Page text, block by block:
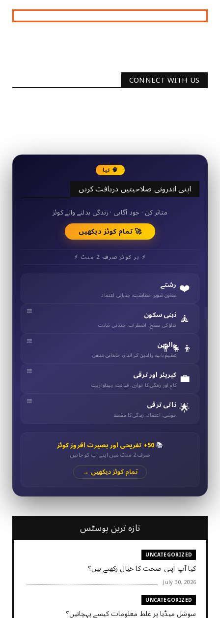
CONNECT WITH US
🧠 نیا
اپنی اندرونی صلاحیتیں دریافت کریں
50+ مختصر کوئز
متاثر کن · خود آگاہی · زندگی بدلنے والے کوئز
🚀 تمام کوئز دیکھیں
⚡ ہر کوئز صرف 2 منٹ ⚡
❤️ رشتے
معاون شوہر، مطابقت، جذباتی اعتماد
🧘 ذہنی سکون
تناؤ کی سطح، اضطراب، جذباتی ذہانت
👨‍👧‍👦
والدین
عظیم باپ، والدین کے انداز، خاندانی بندھن
💼 کیریئر اور ترقی
کام اور زندگی کا توازن، قیادت، پیداواریت
🌟 ذاتی ترقی
خوشی، اعتماد، زندگی کا مقصد
📚50+ تفریحی اور بصیرت افروز کوئز
صرف 2 منٹ میں اپنے آپ کو جانیں
تمام کوئز دیکھیں →
تازہ ترین پوسٹس
UNCATEGORIZED
کیا آپ اپنی صحت کا خیال رکھتے ہیں؟
July 30, 2026
UNCATEGORIZED
سوشل میڈیا پر غلط معلومات کیسے پہچانیں؟